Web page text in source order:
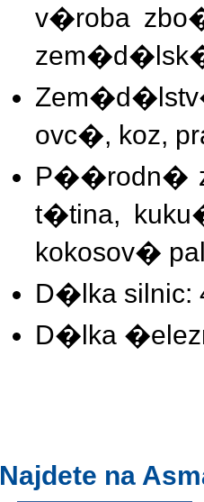
v�roba
ovc�, koz,
P��rodn�
t�tina,
kokosov�
D�lka silnic:
D�lka
Najdete na